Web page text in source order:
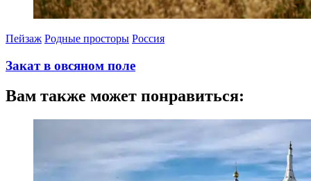
Пейзаж Родные просторы Россия
Закат в овсяном поле
07.10.2024
Вам также может понравиться: